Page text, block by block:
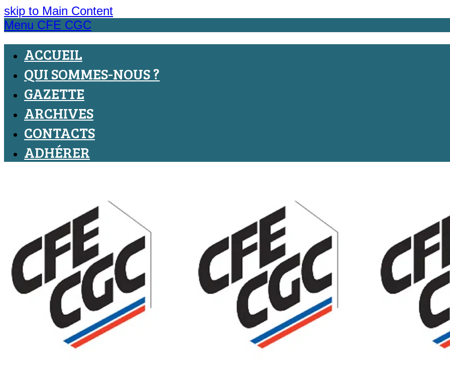
skip to Main Content
Menu CFE CGC
ACCUEIL
QUI SOMMES-NOUS ?
GAZETTE
ARCHIVES
CONTACTS
ADHÉRER